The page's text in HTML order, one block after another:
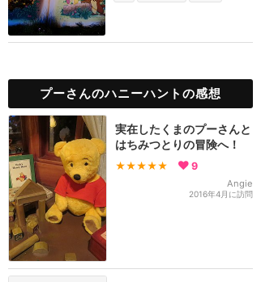
プーさんのハニーハントの感想
実在したくまのプーさんと
はちみつとりの冒険へ！
★★★★★ 9
Angie
2016年4月に訪問